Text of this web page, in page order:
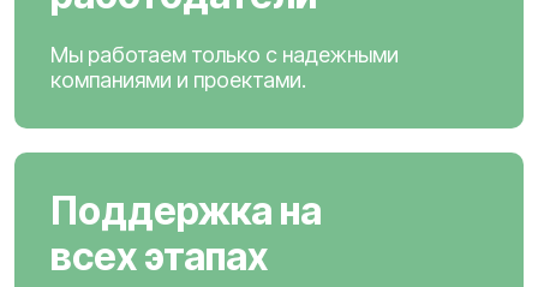
Мы работаем только с надежными
компаниями и проектами.
Поддержка на
всех этапах